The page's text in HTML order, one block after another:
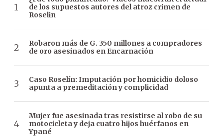
de los supuestos autores del atroz crimen de
Roselin
Robaron más de G. 350 millones a compradores
de oro asesinados en Encarnación
Caso Roselín: Imputación por homicidio doloso
apunta a premeditación y complicidad
Mujer fue asesinada tras resistirse al robo de su
motocicleta y deja cuatro hijos huérfanos en
Ypané